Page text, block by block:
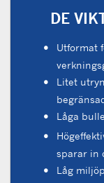
DE
Utformat
Litet
Låga
sparar in
Låg